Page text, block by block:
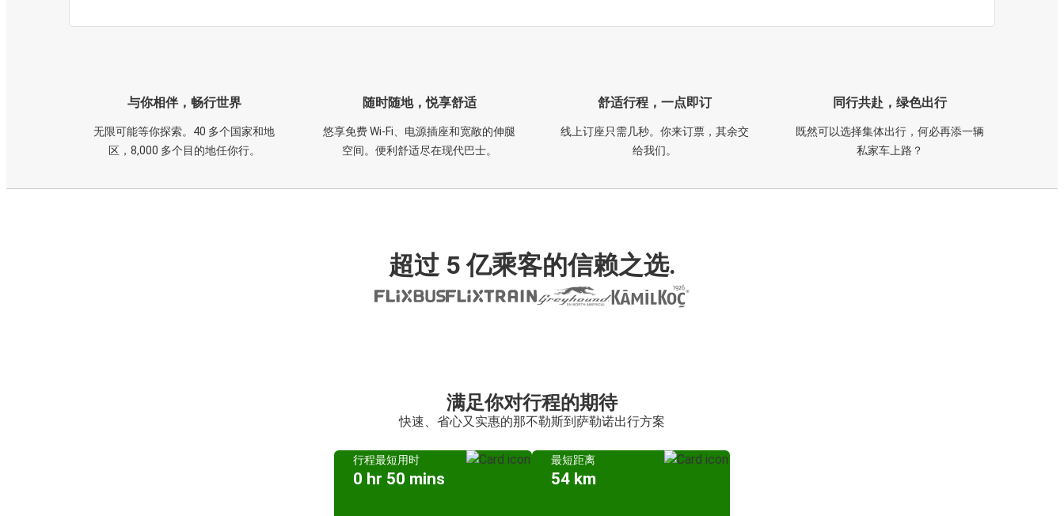
与你相伴，畅行世界
无限可能等你探索。40 多个国家和地
区，8,000 多个目的地任你行。
随时随地，悦享舒适
悠享免费 Wi-Fi、电源插座和宽敞的伸腿
空间。便利舒适尽在现代巴士。
舒适行程，一点即订
线上订座只需几秒。你来订票，其余交
给我们。
同行共赴，绿色出行
既然可以选择集体出行，何必再添一辆
私家车上路？
超过 5 亿乘客的信赖之选.
满足你对行程的期待
快速、省心又实惠的那不勒斯到萨勒诺出行方案
行程最短用时
0 hr 50 mins
最短距离
54 km